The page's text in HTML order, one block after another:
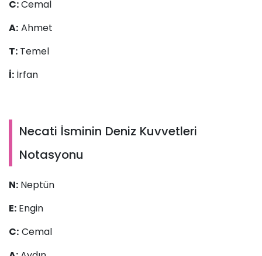
C:Cemal
A: Ahmet
T: Temel
İ: İrfan
Necati İsminin Deniz Kuvvetleri
Notasyonu
N: Neptün
E: Engin
C: Cemal